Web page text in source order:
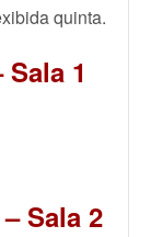
quinta.
1
Sala 2